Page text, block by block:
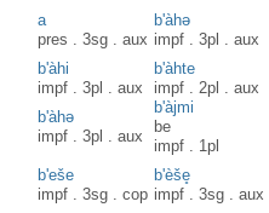
a
pres .3sg .aux
b'àhə
impf .3pl .aux
b'àhi
impf .3pl .aux
b'àhte
impf .2pl .aux
b'àhə
impf .3pl .aux
b'àjmi
be
impf . 1pl
b'eše
impf .3sg .cop
b'èše̥
impf .3sg .aux